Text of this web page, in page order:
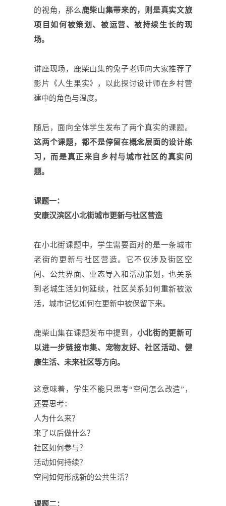
的视角，那么 鹿柴山集带来的，则是真实文旅
项目如何被策划、被运营、被持续生长的现
场。
讲座现场，鹿柴山集的兔子老师向大家推荐了
影片《人生果实》，以此探讨设计师在乡村营
建中的角色与温度。
随后，面向全体学生发布了两个真实的课题。
这两个课题，都不是停留在概念层面的设计练
习 ，而是真正来自乡村与城市社区的真实问
题。
课题一：
安康汉滨区小北街城市更新与社区营造
在小北街课题中，学生需要面对的是一条城市
老街的更新与社区营造。它不仅涉及街区空
间、公共界面、业态导入和活动策划，也关系
到老城生活如何延续，社区关系如何重新被激
活，城市记忆如何在更新中被保留下来。
鹿柴山集在课题发布中提到， 小北街的更新可
以进一步链接市集、宠物友好、社区活动、健
康生活、未来社区等方向。
这意味着，学生不能只思考“空间怎么改造”，
还要思考：
人为什么来？
来了以后做什么？
社区如何参与？
活动如何持续？
空间如何形成新的公共生活？
课题二：